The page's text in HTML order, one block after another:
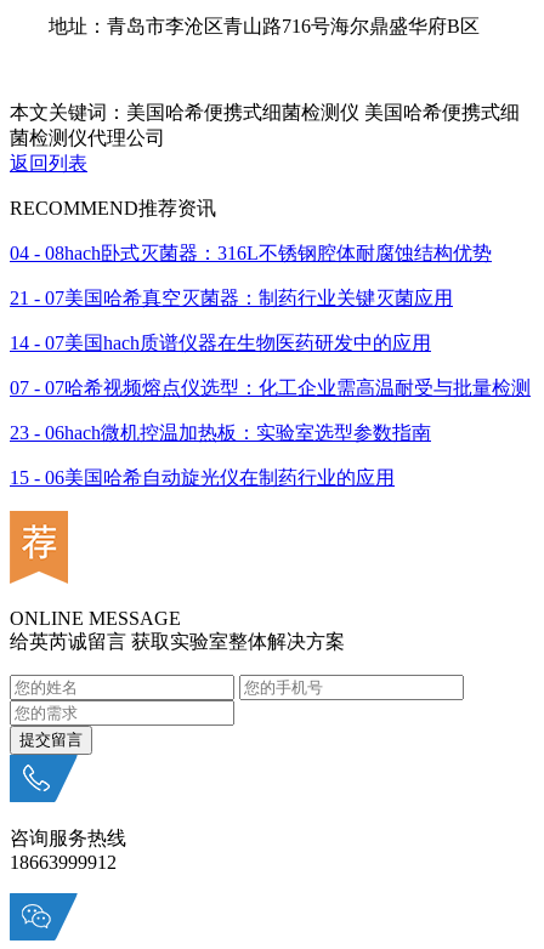
地址：青岛市李沧区青山路716号海尔鼎盛华府B区
本文关键词：美国哈希便携式细菌检测仪 美国哈希便携式细
菌检测仪代理公司
返回列表
RECOMMEND推荐资讯
04 - 08hach卧式灭菌器：316L不锈钢腔体耐腐蚀结构优势
21 - 07美国哈希真空灭菌器：制药行业关键灭菌应用
14 - 07美国hach质谱仪器在生物医药研发中的应用
07 - 07哈希视频熔点仪选型：化工企业需高温耐受与批量检测
23 - 06hach微机控温加热板：实验室选型参数指南
15 - 06美国哈希自动旋光仪在制药行业的应用
ONLINE MESSAGE
给英芮诚留言 获取实验室整体解决方案
咨询服务热线
18663999912